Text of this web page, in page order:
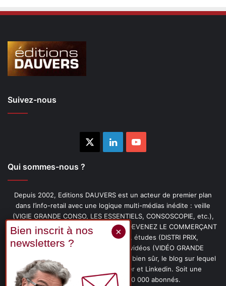
Suivez-nous
LinkedinYouTube
Qui sommes-nous ?
Depuis 2002, Editions DAUVERS est un acteur de premier plan
dans l’info-retail avec une logique multi-médias inédite : veille
(VIGIE GRANDE CONSO, LES ESSENTIELS, CONSOSCOPIE, etc.),
livres (PENSER-CLIENT, IMAGE-PRIX, DEVENEZ LE COMMERÇANT
PRÉFÉRÉ DE VOS CLIENTS, etc.), études (DISTRI PRIX,
PROMOFLASH, DRIVE INSIGHTS), vidéos (VIDÉO GRANDE
CONSO), podcasts (CAFÉ CONSO) et, bien sûr, le blog sur lequel
vous êtes, ainsi que les fils Twitter et Linkedin. Soit une
communauté de plus de 150 000 abonnés.